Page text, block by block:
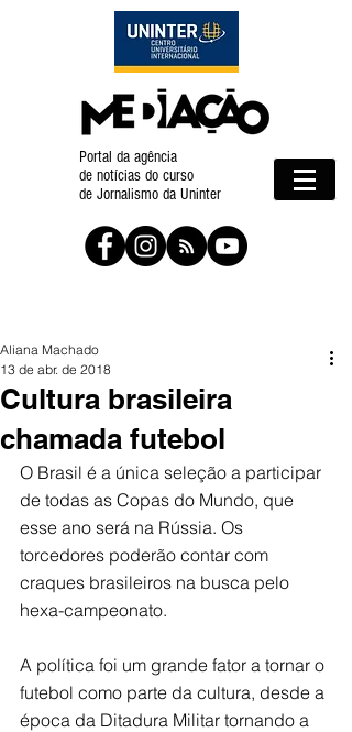
Portal da agência
de notícias do curso
de Jornalismo da Uninter
Cultura brasileira
chamada futebol
Aliana Machado
13 de abr. de 2018
O Brasil é a única seleção a participar
de todas as Copas do Mundo, que
esse ano será na Rússia. Os
torcedores poderão contar com
craques brasileiros na busca pelo
hexa-campeonato.
A política foi um grande fator a tornar o
futebol como parte da cultura, desde a
época da Ditadura Militar tornando a